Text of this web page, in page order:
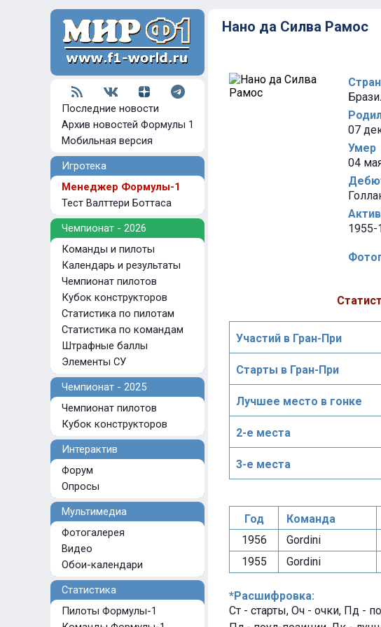
Последние новости
Архив новостей Формулы 1
Мобильная версия
Игротека
Менеджер Формулы-1
Тест Валттери Боттаса
Чемпионат - 2026
Команды и пилоты
Календарь и результаты
Чемпионат пилотов
Кубок конструкторов
Статистика по пилотам
Статистика по командам
Штрафные баллы
Элементы СУ
Чемпионат - 2025
Чемпионат пилотов
Кубок конструкторов
Интерактив
Форум
Опросы
Мультимедиа
Фотогалерея
Видео
Обои-календари
Статистика
Пилоты Формулы-1
Нано да Силва Рамос
07
Умер
04
1955-
Участий в Гран-При
Старты в Гран-При
Лучшее место в гонке
2-е места
3-е места
Год Команда
1956
Gordini
1955
Gordini
*Расшифровка:
Ст - старты, Оч - очки, Пд -